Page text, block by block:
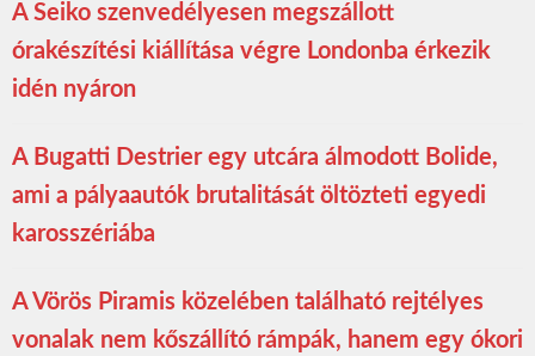
A Seiko szenvedélyesen megszállott
órakészítési kiállítása végre Londonba érkezik
idén nyáron
A Bugatti Destrier egy utcára álmodott Bolide,
ami a pályaautók brutalitását öltözteti egyedi
karosszériába
A Vörös Piramis közelében található rejtélyes
vonalak nem kőszállító rámpák, hanem egy ókori